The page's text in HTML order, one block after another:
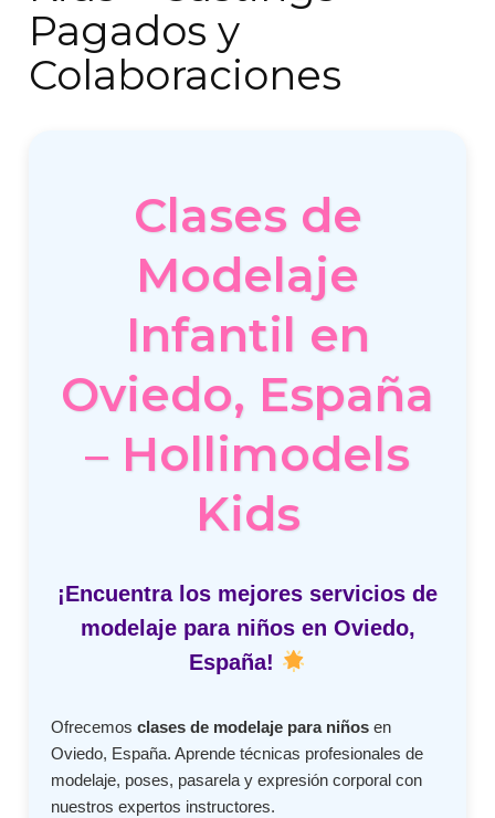
Pagados y
Colaboraciones
Clases de
Modelaje
Infantil en
Oviedo, España
– Hollimodels
Kids
¡Encuentra los mejores servicios de
modelaje para niños en Oviedo,
España!
Ofrecemosclases de modelaje para niños en
Oviedo, España. Aprende técnicas profesionales de
modelaje, poses, pasarela y expresión corporal con
nuestros expertos instructores.